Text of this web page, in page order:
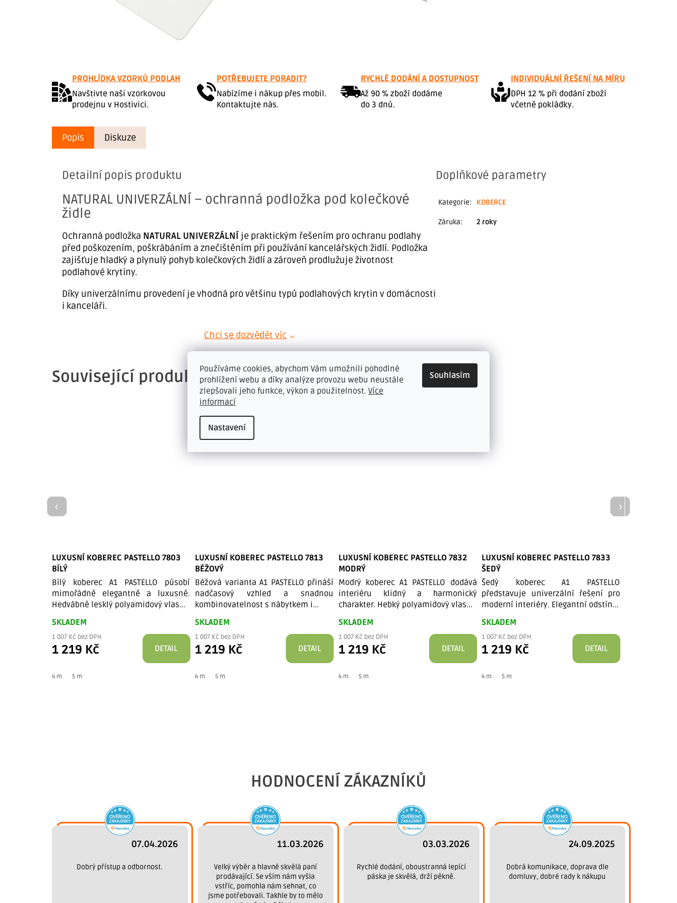
Používáme cookies, abychom Vám umožnili pohodlné
prohlížení webu a díky analýze provozu webu neustále
zlepšovali jeho funkce, výkon a použitelnost. Více
informací
Nastavení
Souhlasím
PROHLÍDKA VZORKŮ PODLAH
Navštivte naši vzorkovou
prodejnu v Hostivici.
POTŘEBUJETE PORADIT?
Nabízíme i nákup přes mobil.
Kontaktujte nás.
RYCHLÉ DODÁNÍ A DOSTUPNOST
Až 90 % zboží dodáme
do 3 dnů.
INDIVIDUÁLNÍ ŘEŠENÍ NA MÍRU
DPH 12 % při dodání zboží
včetně pokládky.
Popis Diskuze
Detailní popis produktu
NATURAL UNIVERZÁLNÍ – ochranná podložka pod kolečkové
židle
Ochranná podložka NATURAL UNIVERZÁLNÍ je praktickým řešením pro ochranu podlahy
před poškozením, poškrábáním a znečištěním při používání kancelářských židlí. Podložka
zajišťuje hladký a plynulý pohyb kolečkových židlí a zároveň prodlužuje životnost
podlahové krytiny.
Díky univerzálnímu provedení je vhodná pro většinu typů podlahových krytin v domácnosti
i kanceláři.
Chci se dozvědět víc
Doplňkové parametry
Kategorie: KOBERCE
Záruka: 2 roky
Související produkty
LUXUSNÍ KOBEREC PASTELLO 7803
BÍLÝ
Bílý koberec A1 PASTELLO působí
mimořádně elegantně a luxusně.
Hedvábně lesklý polyamidový vlas...
SKLADEM
1 007 Kč bez DPH
1 219 Kč DETAIL
4 m 5 m
LUXUSNÍ KOBEREC PASTELLO 7813
BÉŽOVÝ
Béžová varianta A1 PASTELLO přináší
nadčasový vzhled a snadnou
kombinovatelnost s nábytkem i...
SKLADEM
1 007 Kč bez DPH
1 219 Kč DETAIL
4 m 5 m
LUXUSNÍ KOBEREC PASTELLO 7832
MODRÝ
Modrý koberec A1 PASTELLO dodává
interiéru klidný a harmonický
charakter. Hebký polyamidový vlas...
SKLADEM
1 007 Kč bez DPH
1 219 Kč DETAIL
4 m 5 m
LUXUSNÍ KOBEREC PASTELLO 7833
ŠEDÝ
Šedý koberec A1 PASTELLO
představuje univerzální řešení pro
moderní interiéry. Elegantní odstín...
SKLADEM
1 007 Kč bez DPH
1 219 Kč DETAIL
4 m 5 m
HODNOCENÍ ZÁKAZNÍKŮ
07.04.2026
Dobrý přístup a odbornost.
11.03.2026
Velký výběr a hlavně skvělá paní
prodávající. Se vším nám vyšla
vstříc, pomohla nám sehnat, co
jsme potřebovali. Takhle by to mělo
03.03.2026
Rychlé dodání, oboustranná lepící
páska je skvělá, drží pěkně.
24.09.2025
Dobrá komunikace, doprava dle
domluvy, dobré rady k nákupu